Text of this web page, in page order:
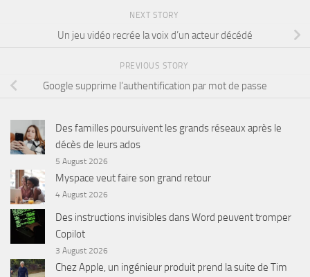
NEXT STORY
Un jeu vidéo recrée la voix d’un acteur décédé
PREVIOUS STORY
Google supprime l’authentification par mot de passe
Des familles poursuivent les grands réseaux après le
décès de leurs ados
5 August 2026
Myspace veut faire son grand retour
4 August 2026
Des instructions invisibles dans Word peuvent tromper
Copilot
3 August 2026
Chez Apple, un ingénieur produit prend la suite de Tim